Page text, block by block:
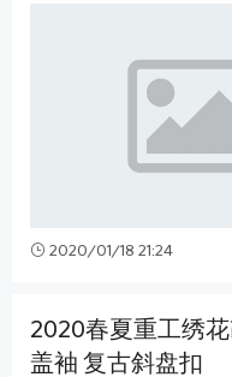
2020/01/18 21:24
2020春夏重工绣
盖袖 复古斜盘扣